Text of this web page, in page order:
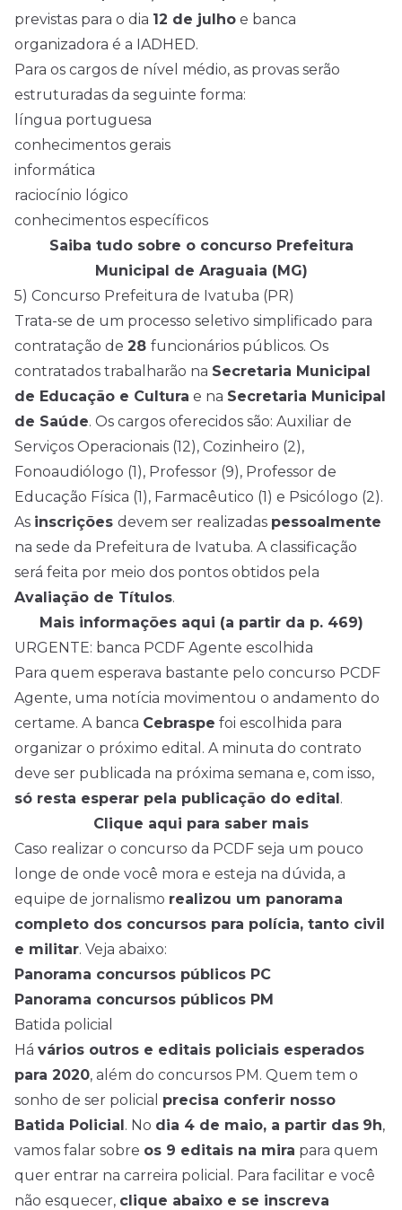
previstas para o dia 12 de julho e banca
organizadora é a IADHED.
Para os cargos de nível médio, as provas serão
estruturadas da seguinte forma:
língua portuguesa
conhecimentos gerais
informática
raciocínio lógico
conhecimentos específicos
Saiba tudo sobre o concurso Prefeitura
Municipal de Araguaia (MG)
5) Concurso Prefeitura de Ivatuba (PR)
Trata-se de um processo seletivo simplificado para
contratação de 28 funcionários públicos. Os
contratados trabalharão na Secretaria Municipal
de Educação e Cultura e na Secretaria Municipal
de Saúde. Os cargos oferecidos são: Auxiliar de
Serviços Operacionais (12), Cozinheiro (2),
Fonoaudiólogo (1), Professor (9), Professor de
Educação Física (1), Farmacêutico (1) e Psicólogo (2).
As inscrições devem ser realizadas pessoalmente
na sede da Prefeitura de Ivatuba. A classificação
será feita por meio dos pontos obtidos pela
Avaliação de Títulos.
Mais informações aqui (a partir da p. 469)
URGENTE: banca PCDF Agente escolhida
Para quem esperava bastante pelo concurso PCDF
Agente, uma notícia movimentou o andamento do
certame. A banca Cebraspe foi escolhida para
organizar o próximo edital. A minuta do contrato
deve ser publicada na próxima semana e, com isso,
só resta esperar pela publicação do edital.
Clique aqui para saber mais
Caso realizar o concurso da PCDF seja um pouco
longe de onde você mora e esteja na dúvida, a
equipe de jornalismo realizou um panorama
completo dos concursos para polícia, tanto civil
e militar. Veja abaixo:
Panorama concursos públicos PC
Panorama concursos públicos PM
Batida policial
Há vários outros e editais policiais esperados
para 2020, além do concursos PM. Quem tem o
sonho de ser policial precisa conferir nosso
Batida Policial. No dia 4 de maio, a partir das 9h,
vamos falar sobre os 9 editais na mira para quem
quer entrar na carreira policial. Para facilitar e você
não esquecer, clique abaixo e se inscreva